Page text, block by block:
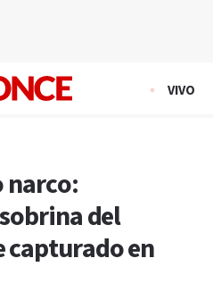
VIVO
del
capturado en